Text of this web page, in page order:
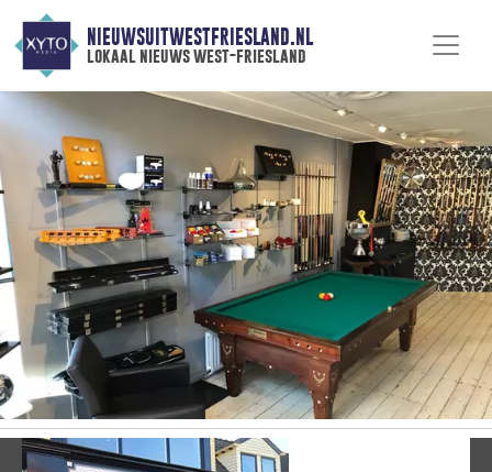
NIEUWSUITWESTFRIESLAND.NL
lokaal nieuws west-friesland